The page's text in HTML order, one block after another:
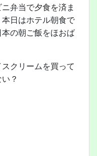
弁当で夕食を済ま
日はホテル朝食で
の朝ご飯をほおば
クリームを買って
？